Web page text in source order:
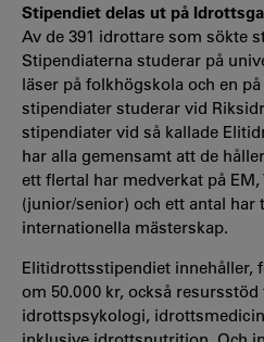
Stipendiet delas ut på
Av de 391 idrottare som sökte
Stipendiaterna studerar på
läser på folkhögskola och en
stipendiater studerar vid
stipendiater vid så kallade
har alla gemensamt att de
ett flertal har medverkat på
(junior/senior) och ett antal har
internationella mästerskap.
Elitidrottsstipendiet innehåller,
om 50.000 kr, också
idrottspsykologi,